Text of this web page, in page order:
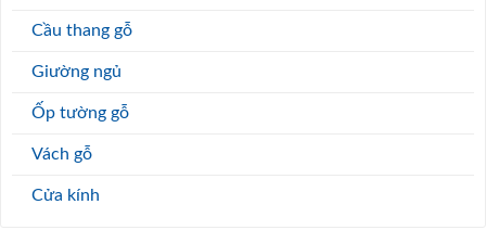
Cầu thang gỗ
Giường ngủ
Ốp tường gỗ
Vách gỗ
Cửa kính